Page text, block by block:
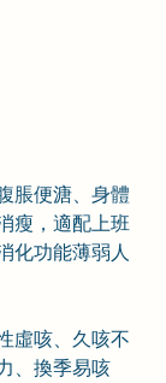
脹便溏、身體
瘦，適配上班
化功能薄弱人
虛咳、久咳不
、換季易咳